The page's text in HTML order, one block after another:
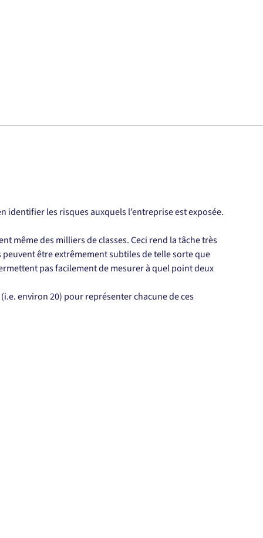
les risques auxquels l’entreprise est exposée.
même des milliers de classes. Ceci rend la tâche très
être extrêmement subtiles de telle sorte que
pas facilement de mesurer à quel point deux
environ 20) pour représenter chacune de ces